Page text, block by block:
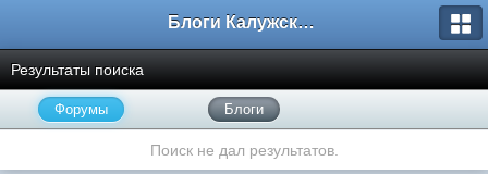
Блоги Калужского перекрестка
Результаты поиска
Форумы Блоги
Поиск не дал результатов.